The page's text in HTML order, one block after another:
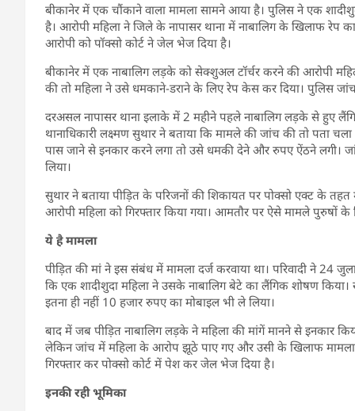
बीकानेर में एक चौंकाने वाला मामला सामने आया है। पुलिस ने एक
है। आरोपी महिला ने जिले के नापासर थाना में नाबालिग के खिलाफ रेप
आरोपी को पॉक्सो कोर्ट ने जेल भेज दिया है।
बीकानेर में एक नाबालिग लड़के को सेक्शुअल टॉर्चर करने की आरोपी
की तो महिला ने उसे धमकाने-डराने के लिए रेप केस कर दिया। पुलिस जांच
दरअसल नापासर थाना इलाके में 2 महीने पहले नाबालिग लड़के से हुए
थानाधिकारी लक्ष्मण सुथार ने बताया कि मामले की‎ जांच की ताे पता
पास जाने से इनकार‎ करने लगा ताे उसे धमकी देने और ‎रुपए ऐंठने लगी।
लिया।
सुथार ने बताया पीड़ित के परिजनों की शिकायत पर पोक्सो एक्ट के तहत
आरोपी महिला को गिरफ्तार किया गया। आमतौर पर ऐसे मामले पुरुषों
ये है मामला
पीड़ित की मां ने इस संबंध में मामला दर्ज करवाया था। परिवादी ने 24
कि एक शादीशुदा महिला ने उसके नाबालिग बेटे का लैंगिक शोषण
इतना ही नहीं 10 हजार रुपए का मोबाइल भी ले लिया।
बाद में जब पीड़ित नाबालिग लड़के ने महिला की मांगें मानने से इनकार
लेकिन जांच में महिला के आरोप झूठे पाए गए और उसी के खिलाफ
गिरफ्तार कर पोक्सो कोर्ट में पेश कर जेल भेज दिया है।
इनकी रही भूमिका